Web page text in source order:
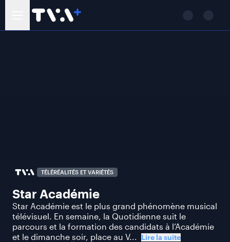
TÉLÉRÉALITÉS ET VARIÉTÉS
Star Académie
Star Académie est le plus grand phénomène musical
télévisuel. En semaine, la Quotidienne suit le
parcours et la formation des candidats à l’Académie
et le dimanche soir, place au V... Lire la suite